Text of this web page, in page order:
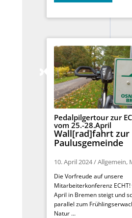
Pedalpilgertour zur
vom 25.-28.April
Wall[rad]fahrt zur
Paulusgemeinde
10. April 2024/Allgemein,
Die Vorfreude auf unsere
Mitarbeiterkonferenz
April in Bremen steigt und
parallel zum
Natur ...